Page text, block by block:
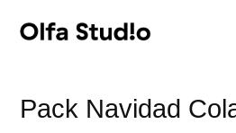
Pack Navidad